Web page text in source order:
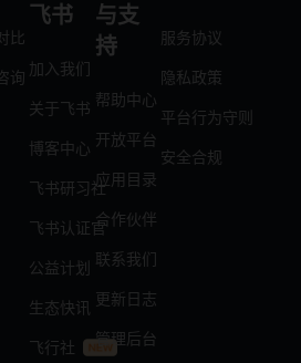
比
询
飞书
加入我们
关于飞书
博客中心
飞书研习社
飞书认证官
公益计划
生态快讯
飞行社
与支
持
帮助中心
开放平台
应用目录
合作伙伴
联系我们
更新日志
管理后台
服务协议
隐私政策
平台行为守则
安全合规